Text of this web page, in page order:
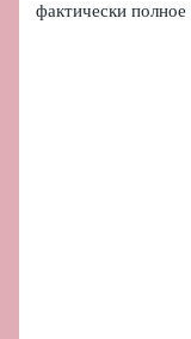
фактически